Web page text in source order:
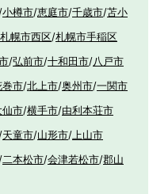
/小樽市/恵庭市/千歳市/苫小
札幌市西区/札幌市手稲区
/弘前市/十和田市/八戸市
巻市/北上市/奥州市/一関市
仙市/横手市/由利本荘市
/天童市/山形市/ 上山市
/二本松市/会津若松市/郡山